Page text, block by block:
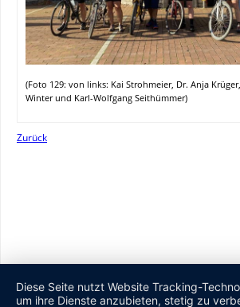
(Foto 129: von links: Kai Strohmeier, Dr. Anja
Winter und Karl-Wolfgang Seithümmer)
Zurück
Diese Seite nutzt Website Tracking-
um ihre Dienste anzubieten, stetig zu